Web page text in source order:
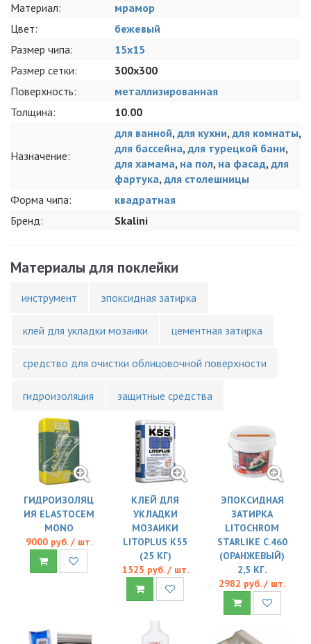
Материал:
мрамор
Цвет:
бежевый
Размер чипа:
15x15
Размер сетки:
300x300
Поверхность:
металлизированная
Толщина:
10.00
Назначение:
для ванной, для кухни, для комнаты,
для бассейна, для турецкой бани,
для хамама, на пол, на фасад, для
фартука, для столешницы
Форма чипа:
квадратная
Бренд:
Skalini
Материалы для поклейки
инструмент эпоксидная затирка
клей для укладки мозаики цементная затирка
средство для очистки облицовочной поверхности
гидроизоляция защитные средства
ГИДРОИЗОЛЯЦ
ИЯ ELASTOCEM
MONO
9000 руб. / шт.
КЛЕЙ ДЛЯ
УКЛАДКИ
МОЗАИКИ
LITOPLUS K55
(25 КГ)
1525 руб. / шт.
ЭПОКСИДНАЯ
ЗАТИРКА
LITOCHROM
STARLIKE C.460
(ОРАНЖЕВЫЙ)
2,5 КГ.
2982 руб. / шт.